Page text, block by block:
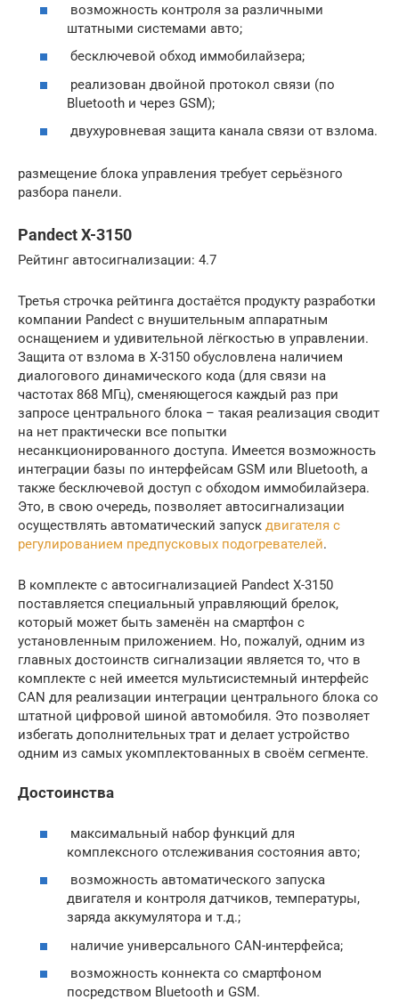
возможность контроля за различными
штатными системами авто;
бесключевой обход иммобилайзера;
реализован двойной протокол связи (по
Bluetooth и через GSM);
двухуровневая защита канала связи от взлома.
размещение блока управления требует серьёзного
разбора панели.
Pandect X-3150
Рейтинг автосигнализации: 4.7
Третья строчка рейтинга достаётся продукту разработки
компании Pandect с внушительным аппаратным
оснащением и удивительной лёгкостью в управлении.
Защита от взлома в X-3150 обусловлена наличием
диалогового динамического кода (для связи на
частотах 868 МГц), сменяющегося каждый раз при
запросе центрального блока – такая реализация сводит
на нет практически все попытки
несанкционированного доступа. Имеется возможность
интеграции базы по интерфейсам GSM или Bluetooth, а
также бесключевой доступ с обходом иммобилайзера.
Это, в свою очередь, позволяет автосигнализации
осуществлять автоматический запуск двигателя с
регулированием предпусковых подогревателей.
В комплекте с автосигнализацией Pandect X-3150
поставляется специальный управляющий брелок,
который может быть заменён на смартфон с
установленным приложением. Но, пожалуй, одним из
главных достоинств сигнализации является то, что в
комплекте с ней имеется мультисистемный интерфейс
CAN для реализации интеграции центрального блока со
штатной цифровой шиной автомобиля. Это позволяет
избегать дополнительных трат и делает устройство
одним из самых укомплектованных в своём сегменте.
Достоинства
максимальный набор функций для
комплексного отслеживания состояния авто;
возможность автоматического запуска
двигателя и контроля датчиков, температуры,
заряда аккумулятора и т.д.;
наличие универсального CAN-интерфейса;
возможность коннекта со смартфоном
посредством Bluetooth и GSM.